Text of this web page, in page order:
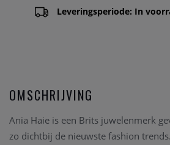
Leveringsperiode: In
OMSCHRIJVING
Ania Haie is een Brits juwelenmerk
zo dichtbij de nieuwste fashion